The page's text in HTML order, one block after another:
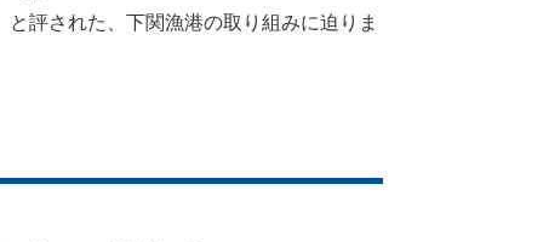
評された、下関漁港の取り組みに迫りま